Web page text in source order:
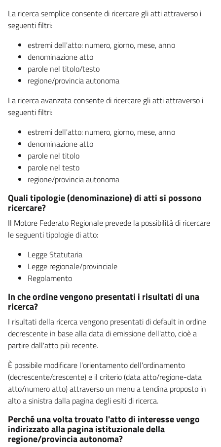
La ricerca semplice consente di ricercare gli atti attraverso i
seguenti filtri:
estremi dell'atto: numero, giorno, mese, anno
denominazione atto
parole nel titolo/testo
regione/provincia autonoma
La ricerca avanzata consente di ricercare gli atti attraverso i
seguenti filtri:
estremi dell'atto: numero, giorno, mese, anno
denominazione atto
parole nel titolo
parole nel testo
regione/provincia autonoma
Quali tipologie (denominazione) di atti si possono
ricercare?
Il Motore Federato Regionale prevede la possibilità di ricercare
le seguenti tipologie di atto:
Legge Statutaria
Legge regionale/provinciale
Regolamento
In che ordine vengono presentati i risultati di una
ricerca?
I risultati della ricerca vengono presentati di default in ordine
decrescente in base alla data di emissione dell'atto, cioè a
partire dall'atto più recente.
È possibile modificare l'orientamento dell'ordinamento
(decrescente/crescente) e il criterio (data atto/regione-data
atto/numero atto) attraverso un menu a tendina proposto in
alto a sinistra dalla pagina degli esiti di ricerca.
Perché una volta trovato l'atto di interesse vengo
indirizzato alla pagina istituzionale della
regione/provincia autonoma?